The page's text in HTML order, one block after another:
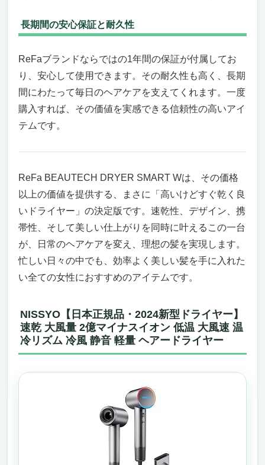
長期間の安心保証と耐久性
ReFaブランドならではの1年間の保証が付属してお
り、安心して使用できます。その耐久性も高く、長期
間にわたって毎日のヘアケアを支えてくれます。一度
購入すれば、その価値を実感できる信頼性の高いアイ
テムです。
ReFa BEAUTECH DRYER SMART Wは、その価格
以上の価値を提供する、まさに「高いけどすぐ乾く良
いドライヤー」の決定版です。速乾性、デザイン、携
帯性、そして美しい仕上がりを同時に叶えるこの一台
が、日常のヘアケアを変え、理想の髪を実現します。
忙しい日々の中でも、効率よく美しい髪を手に入れた
い全ての女性におすすめのアイテムです。
NISSYO【日本正規品・2024新型ドライヤー】
速乾 大風量 2億マイナスイオン 低温 大風速 温
冷リズム 冷風 静音 軽量 ヘアードライヤー